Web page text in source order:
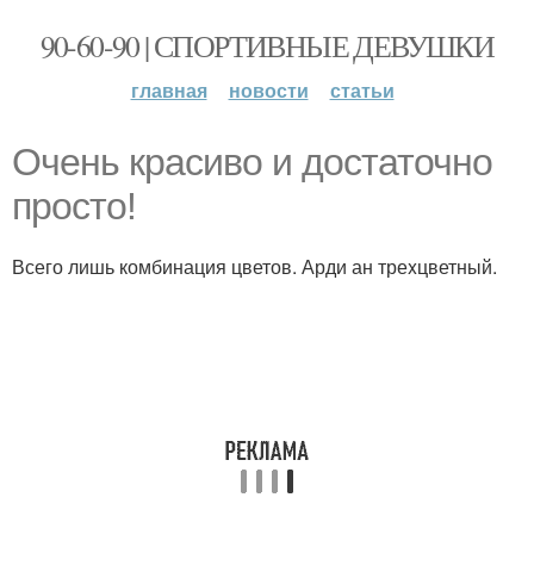
90-60-90 | СПОРТИВНЫЕ ДЕВУШКИ
главная новости статьи
Очень красиво и достаточно
просто!
Всего лишь комбинация цветов. Арди ан треxцветный.